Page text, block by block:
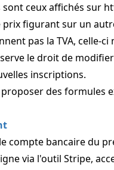
sont ceux affichés sur
prix figurant sur un
pas la TVA, celle-
le droit de
inscriptions.
des formules
compte bancaire du
via l'outil Stripe,